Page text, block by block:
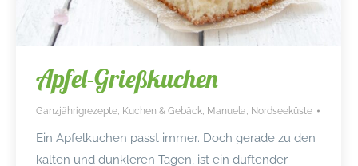
Apfel-Grießkuchen
Ganzjährigrezepte, Kuchen & Gebäck, Manuela, Nordseeküste
Ein Apfelkuchen passt immer. Doch gerade zu den
kalten und dunkleren Tagen, ist ein duftender